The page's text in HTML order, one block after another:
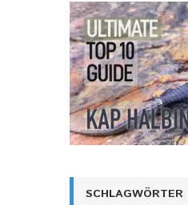
SCHLAGWÖRTER